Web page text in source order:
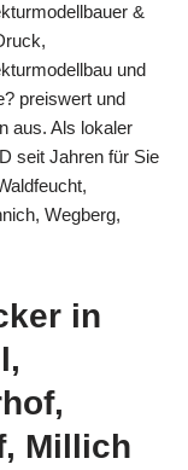
&
und
preiswert und
aus. Als lokaler
seit Jahren für Sie
Wegberg,
in
Millich